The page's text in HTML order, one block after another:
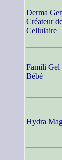
Derma
Créateur
Cellulaire
Famili Gel
Bébé
Hydra